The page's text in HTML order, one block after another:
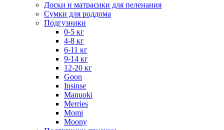
Доски и матрасики для пеленания
Сумки для роддома
Подгузники
0-5 кг
4-8 кг
6-11 кг
9-14 кг
12-20 кг
Goon
Insinse
Manuoki
Merries
Momi
Moony